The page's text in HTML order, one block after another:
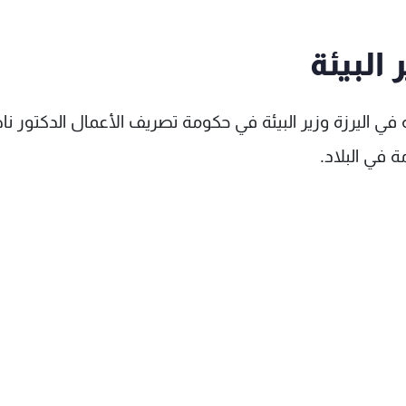
وزير البيئة في حكومة تصريف الأعمال الدكتور
في البلاد.